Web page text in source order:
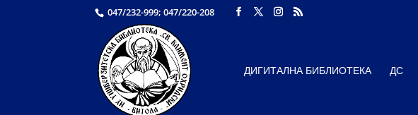
047/232-999; 047/220-208
ДИГИТАЛНА БИБЛИОТЕКА ДС